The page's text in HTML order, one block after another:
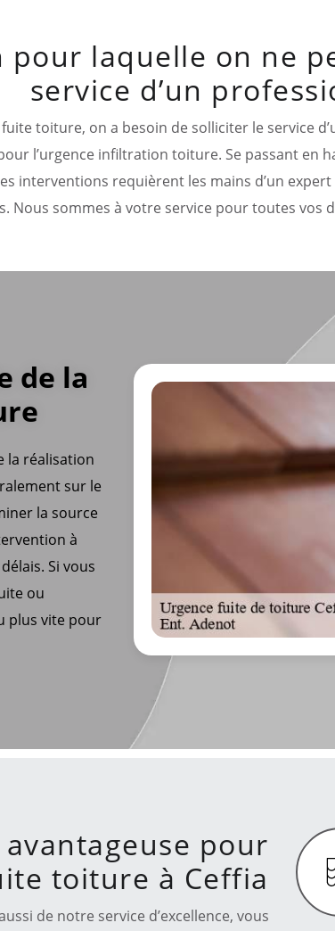
laquelle on ne
service d’un
toiture, on a besoin de solliciter le service
l’urgence infiltration toiture. Se passant en
interventions requièrent les mains d’un
Nous sommes à votre service pour toutes vos
de la
la réalisation
sur le
la source
à
Si vous
ou
plus vite pour
pour
toiture à Ceffia
de notre service d’excellence, vous